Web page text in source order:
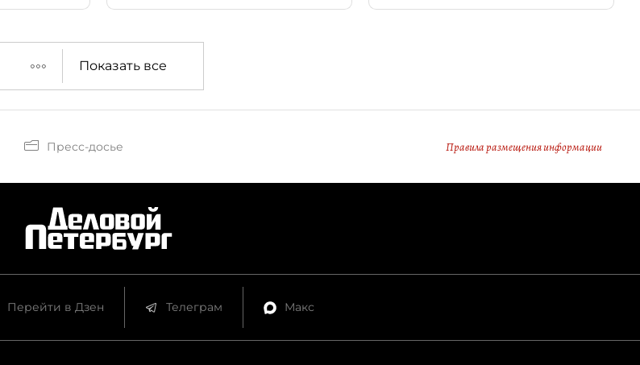
Показать все
Пресс-досье Правила размещения информации
Перейти в Дзен Телеграм Макс